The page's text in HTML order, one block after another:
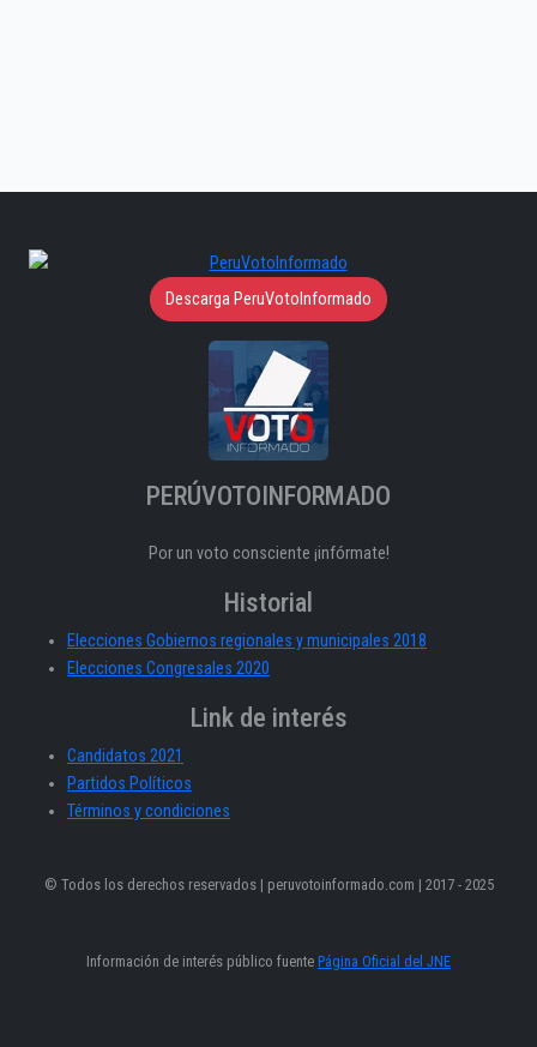
Descarga PeruVotoInformado
PERÚVOTOINFORMADO
Por un voto consciente ¡infórmate!
Historial
Elecciones Gobiernos regionales y municipales 2018
Elecciones Congresales 2020
Link de interés
Candidatos 2021
Partidos Políticos
Términos y condiciones
© Todos los derechos reservados | peruvotoinformado.com | 2017 - 2025
Información de interés público fuente Página Oficial del JNE